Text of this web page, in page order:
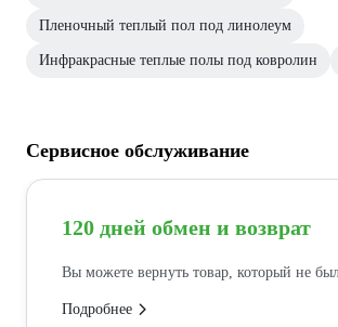
Пленочный теплый пол под линолеум
Инфракрасные теплые полы под ковролин
Сервисное обслуживание
120 дней обмен и возврат
Вы можете вернуть товар, который не
Подробнее